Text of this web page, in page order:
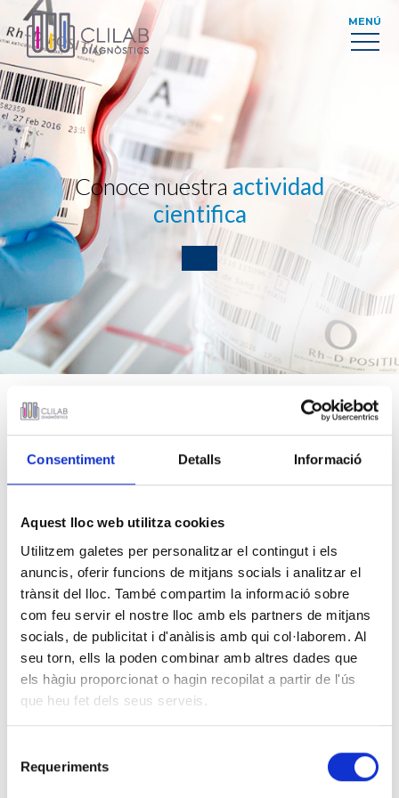
Consentiment Detalls Informació
Aquest lloc web utilitza cookies
Utilitzem galetes per personalitzar el contingut i els
anuncis, oferir funcions de mitjans socials i analitzar el
trànsit del lloc. També compartim la informació sobre
com feu servir el nostre lloc amb els partners de mitjans
socials, de publicitat i d'anàlisis amb qui col·laborem. Al
seu torn, ells la poden combinar amb altres dades que
els hàgiu proporcionat o hagin recopilat a partir de l'ús
que heu fet dels seus serveis.
Requeriments
MENÚ
Conoce nuestra actividad
cientifica
IV Congreso Nacional de
Técnicos Superiores Sanitarios
(SETSS), del 8 al 10 de mayo de
2025
Algoritmo de CLILAB para el
diagnóstico de enfermedades
autoinmunes sistémicas: a propósito de
CONGRESOS